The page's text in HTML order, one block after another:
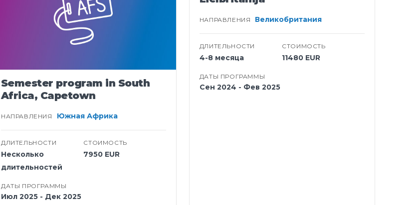
Semester program in South
Africa, Capetown
НАПРАВЛЕНИЯ Южная Африка
ДЛИТЕЛЬНОСТИ
Несколько
длительностей
СТОИМОСТЬ
7950 EUR
ДАТЫ ПРОГРАММЫ
Июл 2025 - Дек 2025
НАПРАВЛЕНИЯ Великобритания
ДЛИТЕЛЬНОСТИ
4-8 месяца
СТОИМОСТЬ
11480 EUR
ДАТЫ ПРОГРАММЫ
Сен 2024 - Фев 2025